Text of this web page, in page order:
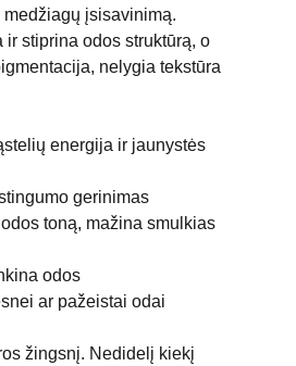
įsisavinimą.
stiprina odos struktūrą, o
nelygia tekstūra
energija ir jaunystės
gerinimas
toną, mažina smulkias
odos
ar pažeistai odai
žingsnį. Nedidelį kiekį